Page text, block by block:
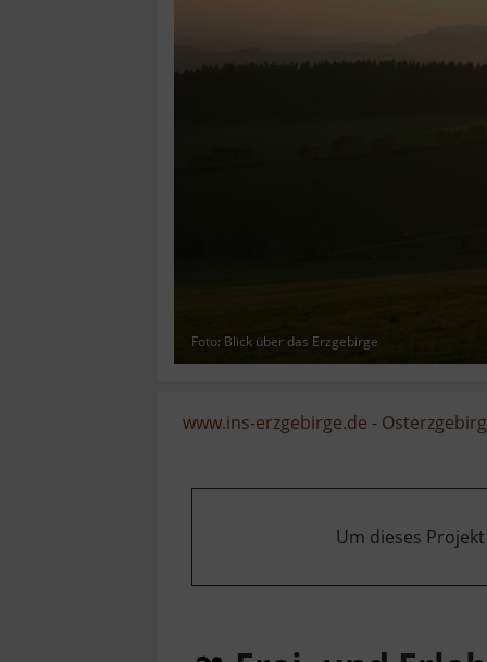
Foto: Blick über das Erzgebirge
www.ins-erzgebirge.de -
Um dieses